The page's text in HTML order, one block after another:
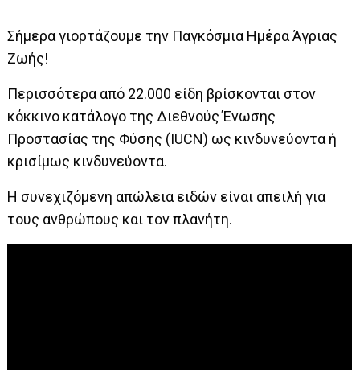
Σήμερα γιορτάζουμε την Παγκόσμια Ημέρα Άγριας
Ζωής!
Περισσότερα από 22.000 είδη βρίσκονται στον
κόκκινο κατάλογο της Διεθνούς Ένωσης
Προστασίας της Φύσης (IUCN) ως κινδυνεύοντα ή
κρισίμως κινδυνεύοντα.
Η συνεχιζόμενη απώλεια ειδών είναι απειλή για
τους ανθρώπους και τον πλανήτη.